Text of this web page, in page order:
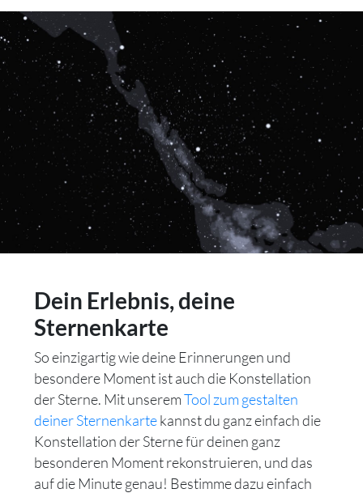
Dein Erlebnis, deine
Sternenkarte
So einzigartig wie deine Erinnerungen und
besondere Moment ist auch die Konstellation
der Sterne. Mit unseremTool zum gestalten
deiner Sternenkartekannst du ganz einfach die
Konstellation der Sterne für deinen ganz
besonderen Moment rekonstruieren, und das
auf die Minute genau! Bestimme dazu einfach